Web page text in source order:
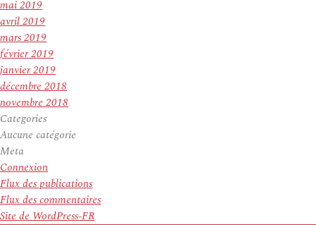
mai 2019
avril 2019
mars 2019
février 2019
janvier 2019
décembre 2018
novembre 2018
Categories
Aucune catégorie
Meta
Connexion
Flux des publications
Flux des commentaires
Site de WordPress-FR